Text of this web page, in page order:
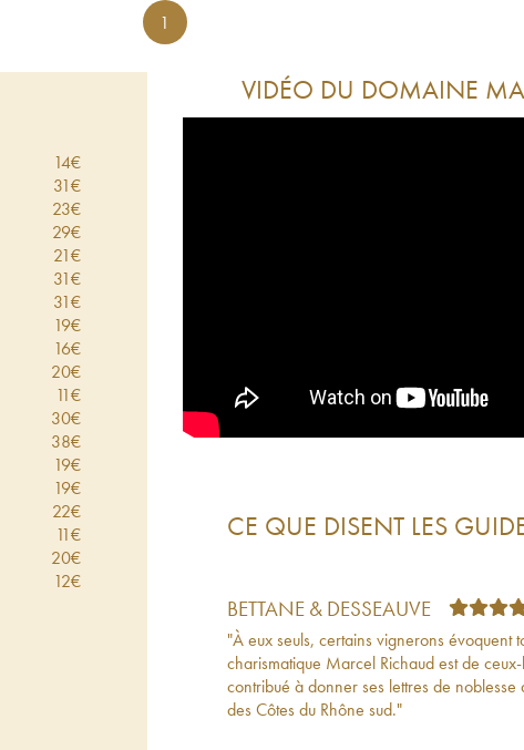
1
14€
31€
23€
29€
21€
31€
31€
19€
16€
20€
11€
30€
38€
19€
19€
22€
11€
20€
12€
VIDÉO DU DOMAINE
CE QUE DISENT LES
BETTANE & DESSEAUVE
"À eux seuls, certains vignerons évoquent
charismatique Marcel Richaud est de
contribué à donner ses lettres de
des Côtes du Rhône sud."